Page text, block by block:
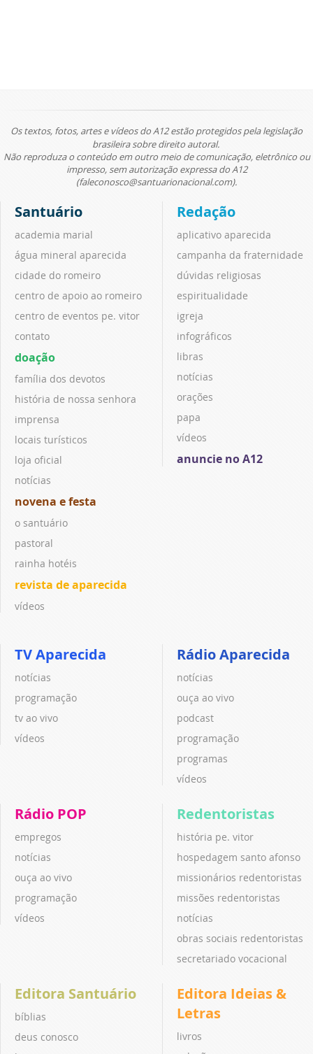
Os textos, fotos, artes e vídeos do A12 estão protegidos pela legislação
brasileira sobre direito autoral.
Não reproduza o conteúdo em outro meio de comunicação, eletrônico ou
impresso, sem autorização expressa do A12
(faleconosco@santuarionacional.com).
Santuário
academia marial
água mineral aparecida
cidade do romeiro
centro de apoio ao romeiro
centro de eventos pe. vitor
contato
doação
família dos devotos
história de nossa senhora
imprensa
locais turísticos
loja oficial
notícias
novena e festa
o santuário
pastoral
rainha hotéis
revista de aparecida
vídeos
Redação
aplicativo aparecida
campanha da fraternidade
dúvidas religiosas
espiritualidade
igreja
infográficos
libras
notícias
orações
papa
vídeos
anuncie no A12
TV Aparecida
notícias
programação
tv ao vivo
vídeos
Rádio Aparecida
notícias
ouça ao vivo
podcast
programação
programas
vídeos
Rádio POP
empregos
notícias
ouça ao vivo
programação
vídeos
Redentoristas
história pe. vitor
hospedagem santo afonso
missionários redentoristas
missões redentoristas
notícias
obras sociais redentoristas
secretariado vocacional
Editora Santuário
bíblias
deus conosco
Editora Ideias &
Letras
livros